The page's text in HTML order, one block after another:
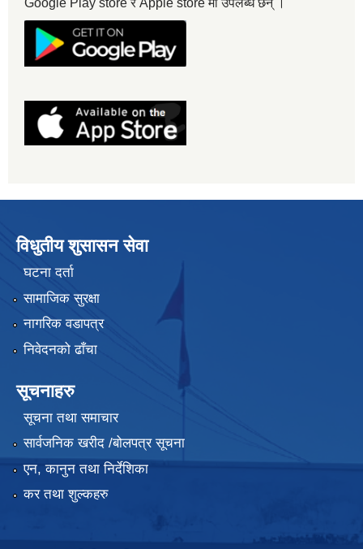
Google Play store र Apple store मा उपलब्ध छन् ।
विधुतीय शुसासन सेवा
घटना दर्ता
सामाजिक सुरक्षा
नागरिक वडापत्र
निवेदनको ढाँचा
सूचनाहरु
सूचना तथा समाचार
सार्वजनिक खरीद /बोलपत्र सूचना
एन, कानुन तथा निर्देशिका
कर तथा शुल्कहरु